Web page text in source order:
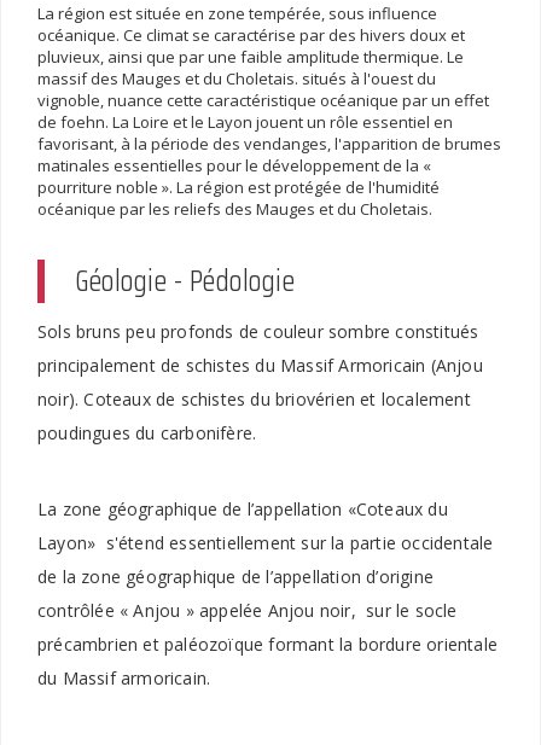
La région est située en zone tempérée, sous influence
océanique. Ce climat se caractérise par des hivers doux et
pluvieux, ainsi que par une faible amplitude thermique. Le
massif des Mauges et du Choletais. situés à l'ouest du
vignoble, nuance cette caractéristique océanique par un effet
de foehn. La Loire et le Layon jouent un rôle essentiel en
favorisant, à la période des vendanges, l'apparition de brumes
matinales essentielles pour le développement de la «
pourriture noble ». La région est protégée de l'humidité
océanique par les reliefs des Mauges et du Choletais.
Géologie - Pédologie
Sols bruns peu profonds de couleur sombre constitués
principalement de schistes du Massif Armoricain (Anjou
noir). Coteaux de schistes du briovérien et localement
poudingues du carbonifère.
La zone géographique de l’appellation «Coteaux du
Layon» s'étend essentiellement sur la partie occidentale
de la zone géographique de l’appellation d’origine
contrôlée « Anjou » appelée Anjou noir, sur le socle
précambrien et paléozoïque formant la bordure orientale
du Massif armoricain.